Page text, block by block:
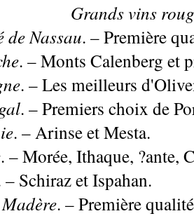
vins rouges
de Nassau. – Première
. – Monts Calenberg et
. – Les meilleurs
. – Premiers choix de
. – Arinse et Mesta.
. – Morée, Ithaque, ?ante,
– Schiraz et Ispahan.
. – Première